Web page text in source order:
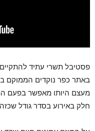
באתר כפר נוקדים הממוקם
מעצם היותו מאפשר בפעם
חלק באירוע בסדר גודל